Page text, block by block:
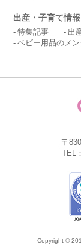
出産・子育て情報
特集記事 出
ベビー用品のメ
〒
TEL
Copyright ©